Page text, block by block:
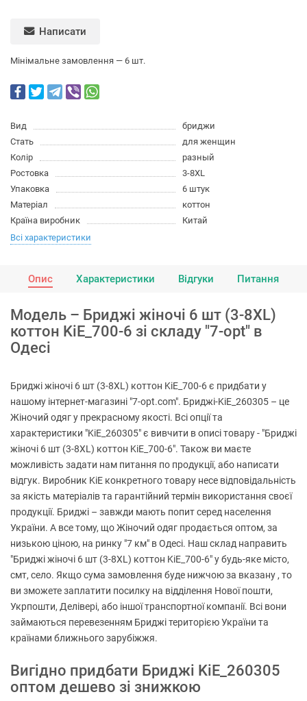
Написати
Мінімальне замовлення — 6 шт.
Вид
бриджи
Стать
для женщин
Колір
разный
Ростовка
3-8XL
Упаковка
6 штук
Матеріал
коттон
Країна виробник
Китай
Всі характеристики
Опис Характеристики Відгуки Питання
Модель – Бриджі жіночі 6 шт (3-8XL)
коттон KiE_700-6 зі складу "7-opt" в
Одесі
Бриджі жіночі 6 шт (3-8XL) коттон KiE_700-6 є придбати у
нашому інтернет-магазині "7-opt.com". Бриджі-KiE_260305 – це
Жіночий одяг у прекрасному якості. Всі опції та
характеристики "KiE_260305" є вивчити в описі товару - "Бриджі
жіночі 6 шт (3-8XL) коттон KiE_700-6". Також ви маєте
можливість задати нам питання по продукції, або написати
відгук. Виробник KiE конкретного товару несе відповідальність
за якість матеріалів та гарантійний термін використання своєї
продукції. Бриджі – завжди мають попит серед населення
України. А все тому, що Жіночий одяг продається оптом, за
низькою ціною, на ринку "7 км" в Одесі. Наш склад направить
"Бриджі жіночі 6 шт (3-8XL) коттон KiE_700-6" у будь-яке місто,
смт, село. Якщо сума замовлення буде нижчою за вказану , то
ви зможете заплатити посилку на відділення Нової пошти,
Укрпошти, Делівері, або іншої транспортної компанії. Всі вони
займаються перевезенням Бриджі територією України та
країнами ближнього зарубіжжя.
Вигідно придбати Бриджі KiE_260305
оптом дешево зі знижкою